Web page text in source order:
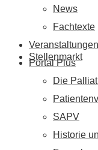
Stellenmarkt
News
Fachtexte
Veranstaltungen
Portal Plus
Die
SAPV
Historie